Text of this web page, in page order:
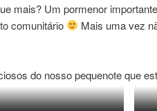
mais? Um pormenor
comunitário
Mais uma vez
do nosso pequenote que